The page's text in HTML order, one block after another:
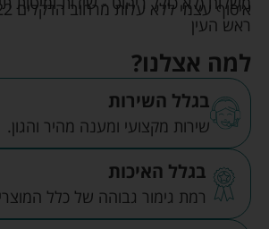
ראש העין
למה אצלנו?
בגלל השירות
שירות מקצועי ומענה מהיר והגון.
בגלל האיכות
רמת גימור גבוהה של כלל